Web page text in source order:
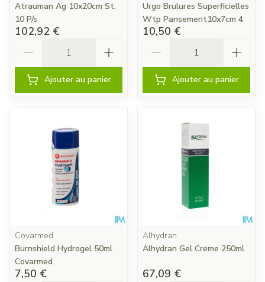
Atrauman Ag 10x20cm St.
10 P/s
102,92 €
Ajouter au panier
Urgo Brulures Superficielles
Wtp Pansement10x7cm 4
10,50 €
Ajouter au panier
Covarmed
Burnshield Hydrogel 50ml
Covarmed
7,50 €
Alhydran
Alhydran Gel Creme 250ml
67,09 €